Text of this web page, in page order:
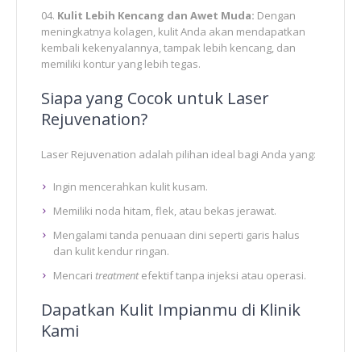
Kulit Lebih Kencang dan Awet Muda: Dengan
meningkatnya kolagen, kulit Anda akan mendapatkan
kembali kekenyalannya, tampak lebih kencang, dan
memiliki kontur yang lebih tegas.
Siapa yang Cocok untuk Laser
Rejuvenation?
Laser Rejuvenation adalah pilihan ideal bagi Anda yang:
Ingin mencerahkan kulit kusam.
Memiliki noda hitam, flek, atau bekas jerawat.
Mengalami tanda penuaan dini seperti garis halus
dan kulit kendur ringan.
Mencari treatmentefektif tanpa injeksi atau operasi.
Dapatkan Kulit Impianmu di Klinik
Kami